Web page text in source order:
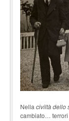
Nella civiltà dello
cambiato… terrori